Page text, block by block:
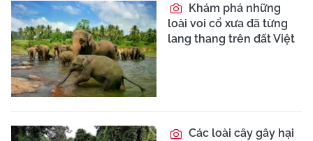
Khám phá những
loài voi cổ xưa đã từng
lang thang trên đất Việt
Các loài cây gây hại